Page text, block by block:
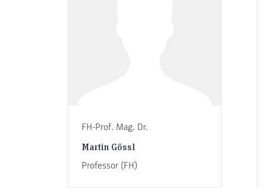
FH-Prof. Mag. Dr.
Martin Gössl
Professor (FH)